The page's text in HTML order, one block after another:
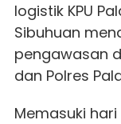
logistik KPU
Sibuhuan
pengawasan
dan Polres
Memasuki